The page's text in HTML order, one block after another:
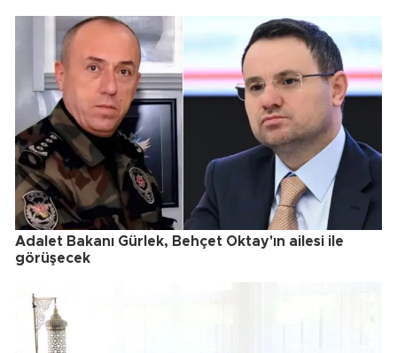
Adalet Bakanı Gürlek, Behçet Oktay'ın ailesi ile
görüşecek